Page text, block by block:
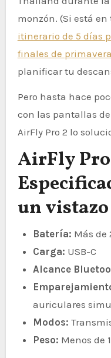
monzón. (Si está
itinerario de 5 días
finales de
planificar tu
Pero hasta hace
con las pantallas
AirFly Pro 2 lo
AirFly Pro
un vistazo
Batería: Más de
Carga: USB-C
Alcance
auriculares
Modos:
Peso: Menos de